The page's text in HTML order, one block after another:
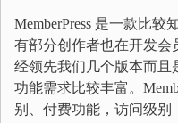
MemberPress 是一款比
有部分创作者也在开发会
经领先我们几个版本而且
功能需求比较丰富。
别、付费功能，访问级